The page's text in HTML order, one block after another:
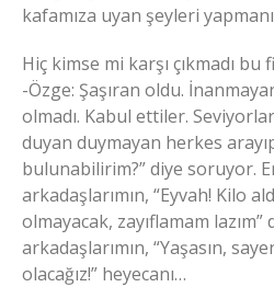
kafamıza uyan şeyleri
Hiç kimse mi karşı çıkmadı bu
-Özge: Şaşıran oldu.
olmadı. Kabul ettiler.
duyan duymayan herkes
bulunabilirim?” diye soruyor.
arkadaşlarımın, “Eyvah! Kilo
olmayacak, zayıflamam lazım”
arkadaşlarımın, “Yaşasın,
olacağız!” heyecanı…